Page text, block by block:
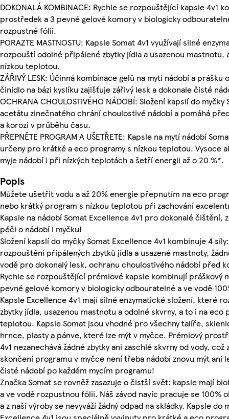
DOKONALÁ KOMBINACE: Rychle se rozpouštějící kapsle 4v1
prostředek a 3 pevné gelové komory v biologicky
rozpustné fólii.
PORAZTE MASTNOSTU: Kapsle Somat 4v1 využívají silné
rozpouští odolné připálené zbytky jídla a usazenou mastnotu,
nízkou teplotou.
ZÁŘIVÝ LESK: Účinná kombinace gelů na mytí nádobí a prášku
činidlo na bázi kyslíku zajišťuje zářivý lesk a dokonale čisté
OCHRANA CHOULOSTIVÉHO NÁDOBÍ: Složení kapslí do
acetátu zinečnatého chrání choulostivé nádobí a pomáhá
a korozi v průběhu času.
PŘEPNĚTE PROGRAM A UŠETŘETE: Kapsle na mytí nádobí
určeny pro krátké a eco programy s nízkou teplotou. Vysoce
myje nádobí i při nízkých teplotách a šetří energii až o 20 %*.
Popis
Můžete ušetřit vodu a až 20% energie přepnutím na eco
nebo krátký program s nízkou teplotou při zachování
Kapsle na nádobí Somat Excellence 4v1 pro dokonalé čištění,
péči o nádobí i myčku!
Složení kapslí do myčky Somat Excellence 4v1 kombinuje 4
rozpouštění připálených zbytků jídla a usazené mastnoty,
vodě pro dokonalý lesk, ochranu choulostivého nádobí před
Rychle se rozpouštějící prémiové kapsle kombinují práškový
pevné gelové komory v biologicky odbouratelné a ve vodě
Kapsle Excellence 4v1 mají silné enzymatické složení, které
zbytky jídla, usazenou mastnotu a odolné skvrny, a to i na eco
teplotou. Kapsle Somat jsou vhodné pro všechny talíře,
hrnce, plasty a pánve, které lze mýt v myčce. Prémiový
4v1 nezanechává žádné zbytky ani zaschlé skvrny od vody, což
skončení programu v myčce není třeba nádobí znovu mýt ani
čisté nádobí po každém mycím programu!
Značka Somat se rovněž zasazuje o čistší svět: kapsle mají
a ve vodě rozpustnou fólii. Náš závod navíc pracuje se 100%
a z naší výroby se nevyváží žádný odpad na skládky. Kapsle do